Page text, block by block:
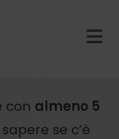
con almeno 5
se c’è